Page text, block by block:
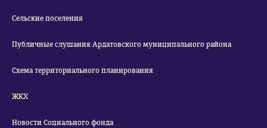
Сельские поселения
Публичные слушания Ардатовского муниципального района
Схема территориального планирования
ЖКХ
Новости Социального фонда